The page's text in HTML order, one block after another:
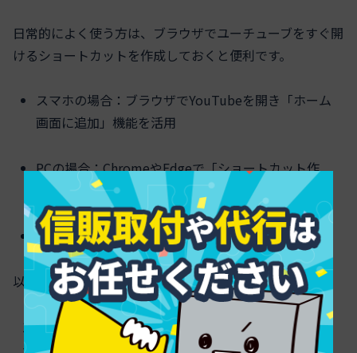
日常的によく使う方は、ブラウザでユーチューブをすぐ開
けるショートカットを作成しておくと便利です。
スマホの場合：ブラウザでYouTubeを開き「ホーム
画面に追加」機能を活用
PCの場合：ChromeやEdgeで「ショートカット作
成」からデスクトップにアイコン生成
タブレットにも同様の方法が利用可能
以下の手順でショートカット作成ができます。
YouTubeブラウザ版を表示